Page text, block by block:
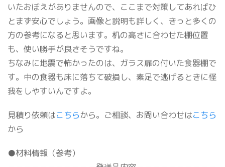
いたおぼえがありませんので、ここまで対策してあればひ
とまず安心でしょう。画像と説明も詳しく、きっと多くの
方の参考になると思います。机の高さに合わせた棚位置
も、使い勝手が良さそうですね。
ちなみに地震で怖かったのは、ガラス扉の付いた食器棚で
す。中の食器も床に落ちて破損し、素足で逃げるときに怪
我をしやすいんですよ。
見積り依頼はこちらから。ご相談、お問い合わせはこちら
から
●材料情報（参考）